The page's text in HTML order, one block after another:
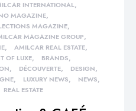
INTERNATIONAL
MAGAZINE
MAGAZINE
MAGAZINE GROUP
AMILCAR REAL ESTATE
OF LUXE
BRANDS
DÉCOUVERTE
DESIGN
LUXURY NEWS
NEWS
REAL ESTATE